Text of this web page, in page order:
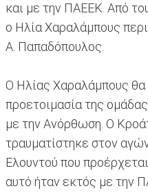
και με την ΠΑΕΕΚ. Από
ο Ηλία Χαραλάμπους
Α. Παπαδόπουλος.
Ο Ηλίας Χαραλάμπους
προετοιμασία της
με την Ανόρθωση. Ο
τραυματίστηκε στον
Ελουντού που
αυτό ήταν εκτός με την